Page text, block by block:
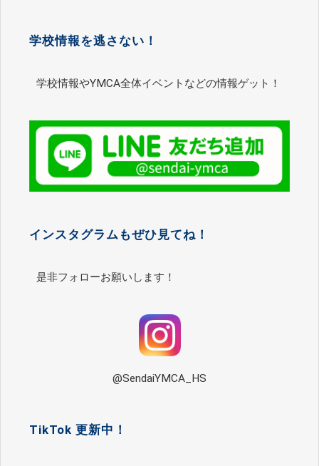
学校情報を逃さない！
学校情報やYMCA全体イベントなどの情報ゲット！
インスタグラムもぜひ見てね！
是非フォローお願いします！
@SendaiYMCA_HS
TikTok 更新中！